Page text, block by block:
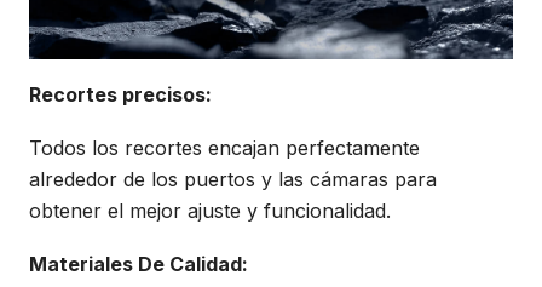
Recortes precisos:
Todos los recortes encajan perfectamente
alrededor de los puertos y las cámaras para
obtener el mejor ajuste y funcionalidad.
Materiales De Calidad: